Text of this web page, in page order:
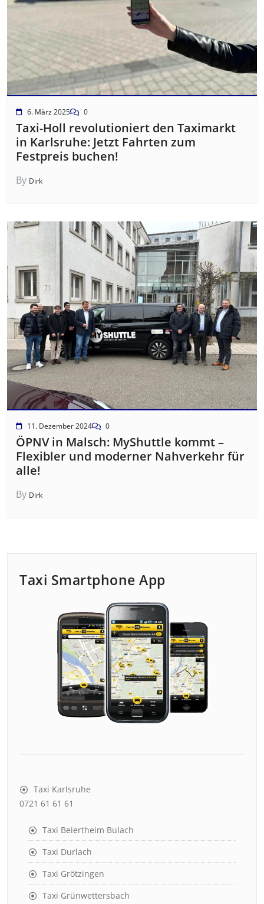
6. März 2025 0
Taxi-Holl revolutioniert den Taximarkt
in Karlsruhe: Jetzt Fahrten zum
Festpreis buchen!
By Dirk
11. Dezember 2024 0
ÖPNV in Malsch: MyShuttle kommt –
Flexibler und moderner Nahverkehr für
alle!
By Dirk
Taxi Smartphone App
Taxi Karlsruhe
0721 61 61 61
Taxi Beiertheim Bulach
Taxi Durlach
Taxi Grötzingen
Taxi Grünwettersbach